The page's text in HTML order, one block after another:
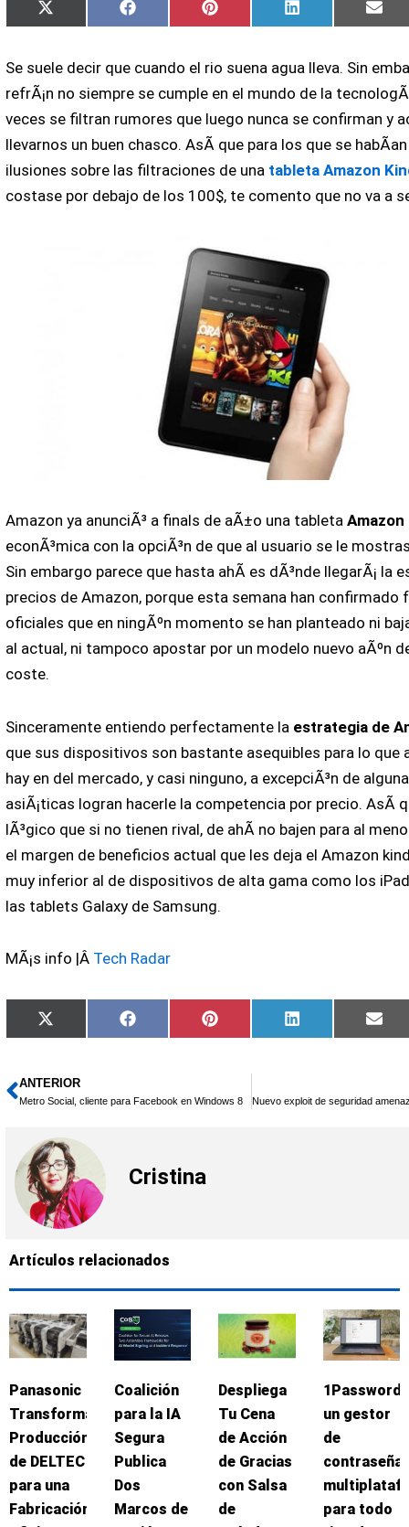
Compartir
en
X
(Twitter)
Compartir
en
Facebook
Compartir
en
Pinterest
Compartir
en
LinkedIn
en
Se suele decir que cuando el rio suena agua lleva. Sin
refrÃ¡n no siempre se cumple en el mundo de la
veces se filtran rumores que luego nunca se confirman y
llevarnos un buen chasco. AsÃ­ que para los que se
ilusiones sobre las filtraciones de una tableta Amazon
costase por debajo de los 100$, te comento que no va a
Amazon ya anunciÃ³ a finals de aÃ±o una tableta Amazon
econÃ³mica con la opciÃ³n de que al usuario se le
Sin embargo parece que hasta ahÃ­ es dÃ³nde llegarÃ¡ la
precios de Amazon, porque esta semana han confirmado
oficiales que en ningÃºn momento se han planteado ni
al actual, ni tampoco apostar por un modelo nuevo aÃºn
coste.
Sinceramente entiendo perfectamente la estrategia de
que sus dispositivos son bastante asequibles para lo que
hay en del mercado, y casi ninguno, a excepciÃ³n de
asiÃ¡ticas logran hacerle la competencia por precio. AsÃ­
lÃ³gico que si no tienen rival, de ahÃ­ no bajen para al
el margen de beneficios actual que les deja el Amazon
muy inferior al de dispositivos de alta gama como los
las tablets Galaxy de Samsung.
MÃ¡s info |Â Tech Radar
Compartir
en
X
(Twitter)
Compartir
en
Facebook
Compartir
en
Pinterest
Compartir
en
LinkedIn
en
Ant
ANTERIOR
Metro Social, cliente para Facebook en Windows 8
Cristina
Artículos relacionados
Panasonic
Transforma
Producción
de DELTEC
para una
Fabricación
Coalición
para la IA
Segura
Publica
Dos
Marcos de
Despliega
Tu Cena
de Acción
de Gracias
con Salsa
de
1Password:
un gestor
de
para todo